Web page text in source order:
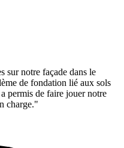
sur notre façade dans le
de fondation lié aux sols
permis de faire jouer notre
charge."